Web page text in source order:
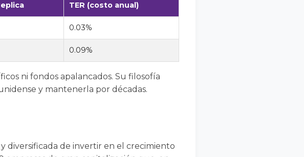
TER (costo anual)
0.03%
0.09%
ni fondos apalancados. Su filosofía
y mantenerla por décadas.
diversificada de invertir en el crecimiento